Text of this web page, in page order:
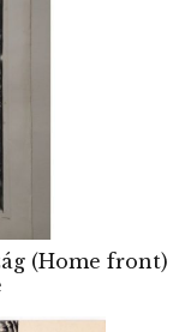
(Home front)